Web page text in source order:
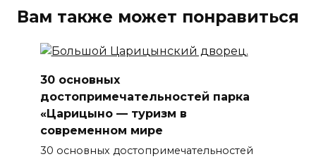
Вам также может понравиться
30 основных
достопримечательностей парка
«Царицыно — туризм в
современном мире
30 основных достопримечательностей